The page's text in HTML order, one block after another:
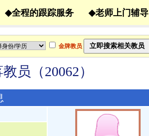
◆全程的跟踪服务 ◆老师上门辅导
金牌教员
员（20062）